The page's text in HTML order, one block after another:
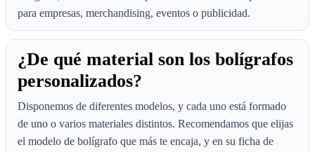
para empresas, merchandising, eventos o publicidad.
¿De qué material son los bolígrafos
personalizados?
Disponemos de diferentes modelos, y cada uno está formado
de uno o varios materiales distintos. Recomendamos que elijas
el modelo de bolígrafo que más te encaja, y en su ficha de